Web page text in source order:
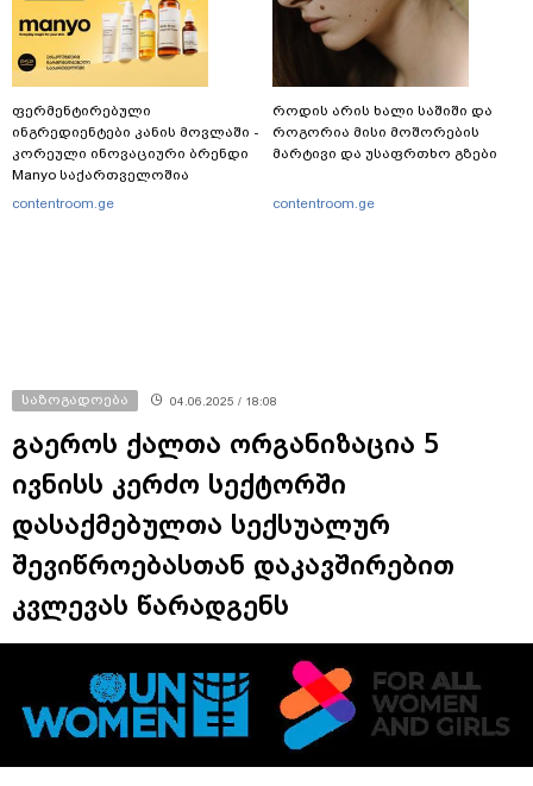
ფერმენტირებული
ინგრედიენტები კანის მოვლაში -
კორეული ინოვაციური ბრენდი
Manyo საქართველოშია
contentroom.ge
როდის არის ხალი საშიში და
როგორია მისი მოშორების
მარტივი და უსაფრთხო გზები
contentroom.ge
საზოგადოება 04.06.2025 / 18:08
გაეროს ქალთა ორგანიზაცია 5
ივნისს კერძო სექტორში
დასაქმებულთა სექსუალურ
შევიწროებასთან დაკავშირებით
კვლევას წარადგენს